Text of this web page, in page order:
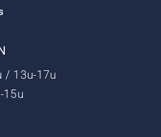
/ 13u-17u
15u